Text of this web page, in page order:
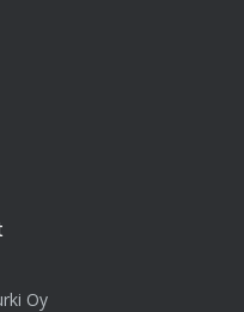
Oy